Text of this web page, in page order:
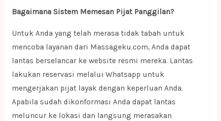
Bagaimana Sistem Memesan Pijat Panggilan?
Untuk Anda yang telah merasa tidak tabah untuk
mencoba layanan dari Massageku.com, Anda dapat
lantas berselancar ke website resmi mereka. Lantas
lakukan reservasi melalui Whatsapp untuk
mengerjakan pijat layak dengan keperluan Anda.
Apabila sudah dikonformasi Anda dapat lantas
meluncur ke lokasi dan langsung merasakan